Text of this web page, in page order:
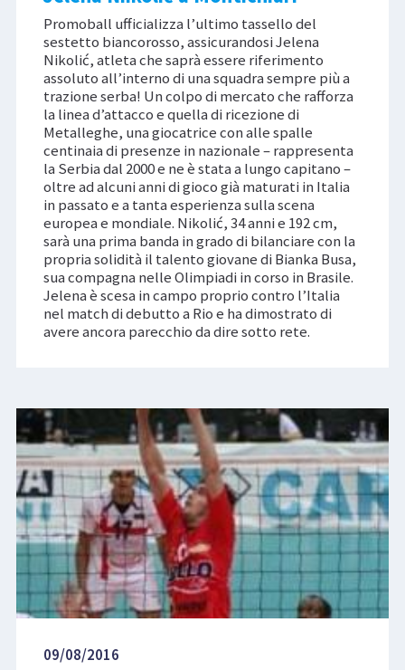
Promoball ufficializza l’ultimo tassello del
sestetto biancorosso, assicurandosi Jelena
Nikolić, atleta che saprà essere riferimento
assoluto all’interno di una squadra sempre più a
trazione serba! Un colpo di mercato che rafforza
la linea d’attacco e quella di ricezione di
Metalleghe, una giocatrice con alle spalle
centinaia di presenze in nazionale – rappresenta
la Serbia dal 2000 e ne è stata a lungo capitano –
oltre ad alcuni anni di gioco già maturati in Italia
in passato e a tanta esperienza sulla scena
europea e mondiale. Nikolić, 34 anni e 192 cm,
sarà una prima banda in grado di bilanciare con la
propria solidità il talento giovane di Bianka Busa,
sua compagna nelle Olimpiadi in corso in Brasile.
Jelena è scesa in campo proprio contro l’Italia
nel match di debutto a Rio e ha dimostrato di
avere ancora parecchio da dire sotto rete.
09/08/2016